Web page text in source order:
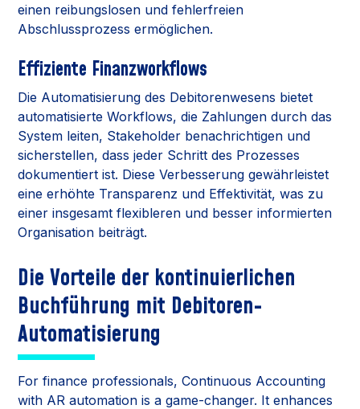
einen reibungslosen und fehlerfreien
Abschlussprozess ermöglichen.
Effiziente Finanzworkflows
Die Automatisierung des Debitorenwesens bietet
automatisierte Workflows, die Zahlungen durch das
System leiten, Stakeholder benachrichtigen und
sicherstellen, dass jeder Schritt des Prozesses
dokumentiert ist. Diese Verbesserung gewährleistet
eine erhöhte Transparenz und Effektivität, was zu
einer insgesamt flexibleren und besser informierten
Organisation beiträgt.
Die Vorteile der kontinuierlichen
Buchführung mit Debitoren-
Automatisierung
For finance professionals, Continuous Accounting
with AR automation is a game-changer. It enhances